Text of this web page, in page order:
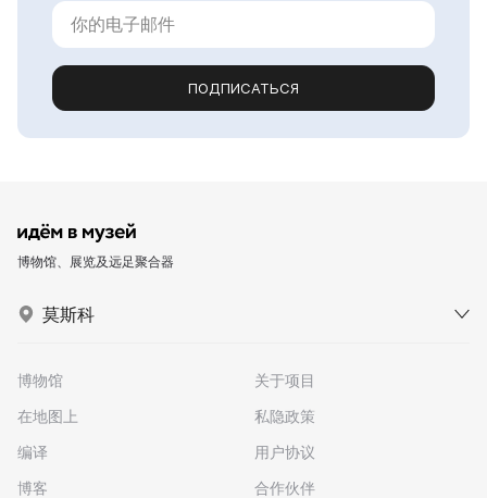
ПОДПИСАТЬСЯ
博物馆、展览及远足聚合器
莫斯科
博物馆
在地图上
编译
博客
关于项目
私隐政策
用户协议
合作伙伴